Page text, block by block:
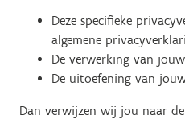
Deze specifieke
algemene
De verwerking van jouw
De uitoefening van
Dan verwijzen wij jou naar